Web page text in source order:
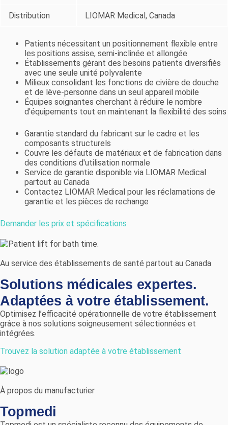
Distribution LIOMAR Medical, Canada
Patients nécessitant un positionnement flexible entre
les positions assise, semi-inclinée et allongée
Établissements gérant des besoins patients diversifiés
avec une seule unité polyvalente
Milieux consolidant les fonctions de civière de douche
et de lève-personne dans un seul appareil mobile
Équipes soignantes cherchant à réduire le nombre
d'équipements tout en maintenant la flexibilité des soins
Garantie standard du fabricant sur le cadre et les
composants structurels
Couvre les défauts de matériaux et de fabrication dans
des conditions d'utilisation normale
Service de garantie disponible via LIOMAR Medical
partout au Canada
Contactez LIOMAR Medical pour les réclamations de
garantie et les pièces de rechange
Demander les prix et spécifications
Au service des établissements de santé partout au Canada
Solutions médicales expertes.
Adaptées à votre établissement.
Optimisez l’efficacité opérationnelle de votre établissement
grâce à nos solutions soigneusement sélectionnées et
intégrées.
Trouvez la solution adaptée à votre établissement
À propos du manufacturier
Topmedi